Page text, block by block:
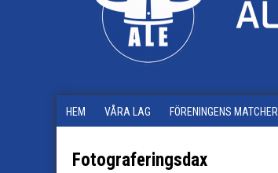
HEM VÅRA LAG FÖRENINGENS MATCHER
Fotograferingsdax